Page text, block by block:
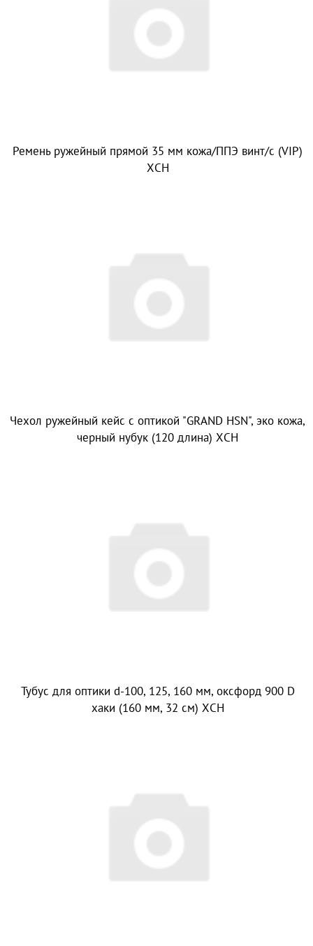
Ремень ружейный прямой 35 мм кожа/ППЭ винт/с (VIP)
ХСН
Чехол ружейный кейс с оптикой "GRAND HSN", эко кожа,
черный нубук (120 длина) ХСН
Тубус для оптики d-100, 125, 160 мм, оксфорд 900 D
хаки (160 мм, 32 см) ХСН